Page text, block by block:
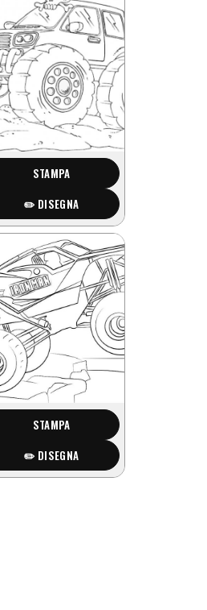
STAMPA
✏️ DISEGNA
STAMPA
✏️ DISEGNA